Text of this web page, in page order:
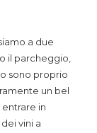
a due
il parcheggio,
sono proprio
un bel
in
vini a